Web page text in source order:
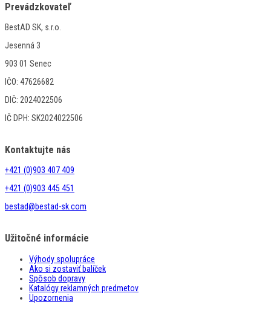
Prevádzkovateľ
BestAD SK, s.r.o.
Jesenná 3
903 01 Senec
IČO: 47626682
DIČ: 2024022506
IČ DPH: SK2024022506
Kontaktujte nás
+421 (0)903 407 409
+421 (0)903 445 451
bestad@bestad-sk.com
Užitočné informácie
Výhody spolupráce
Ako si zostaviť balíček
Spôsob dopravy
Katalógy reklamných predmetov
Upozornenia